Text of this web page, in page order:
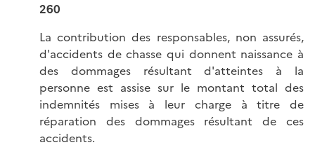
260
La contribution des responsables, non assurés,
d'accidents de chasse qui donnent naissance à
des dommages résultant d'atteintes à la
personne est assise sur le montant total des
indemnités mises à leur charge à titre de
réparation des dommages résultant de ces
accidents.